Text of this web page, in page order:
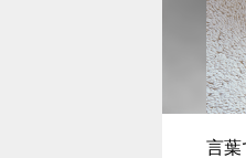
言葉